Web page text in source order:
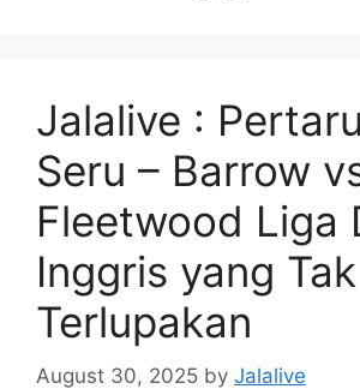
Jalalive :
Seru – Barrow
Fleetwood Liga
Inggris yang Tak
Terlupakan
August 30, 2025 by Jalalive